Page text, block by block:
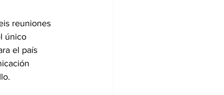
reuniones
único
el país